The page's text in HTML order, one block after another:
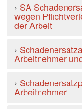
› SA
wegen
der Arbeit
›
Arbeitnehmer
›
Arbeitnehmer